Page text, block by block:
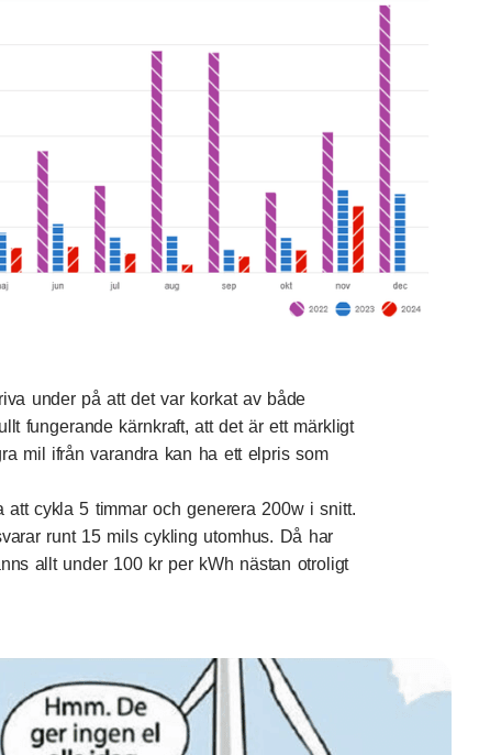
under på att det var korkat av både
fungerande kärnkraft, att det är ett märkligt
mil ifrån varandra kan ha ett elpris som
cykla 5 timmar och generera 200w i snitt.
runt 15 mils cykling utomhus. Då har
allt under 100 kr per kWh nästan otroligt